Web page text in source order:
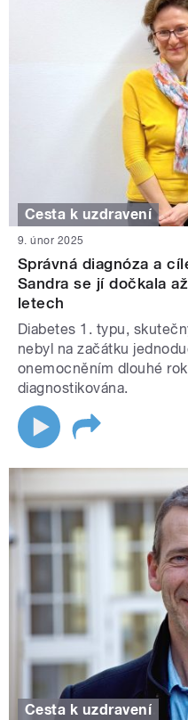
Cesta k uzdravení
9. únor 2025
Správná diagnóza a
Sandra se jí dočkala
letech
Diabetes 1. typu,
nebyl na začátku
onemocněním dlouhé
diagnostikována.
Cesta k uzdravení